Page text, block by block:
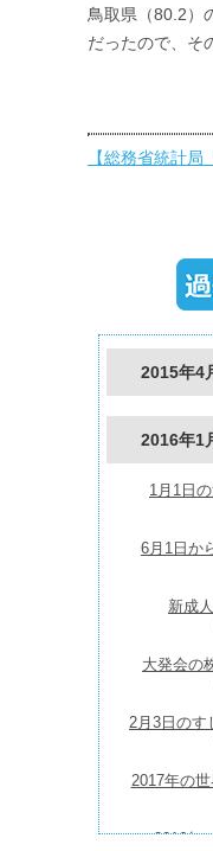
鳥取県（80.2）
だったので、そ
【総務省統計局
2015年4
2016年1
1月1日
6月1日か
新成
大発会の
2月3日のす
2017年の
2016年